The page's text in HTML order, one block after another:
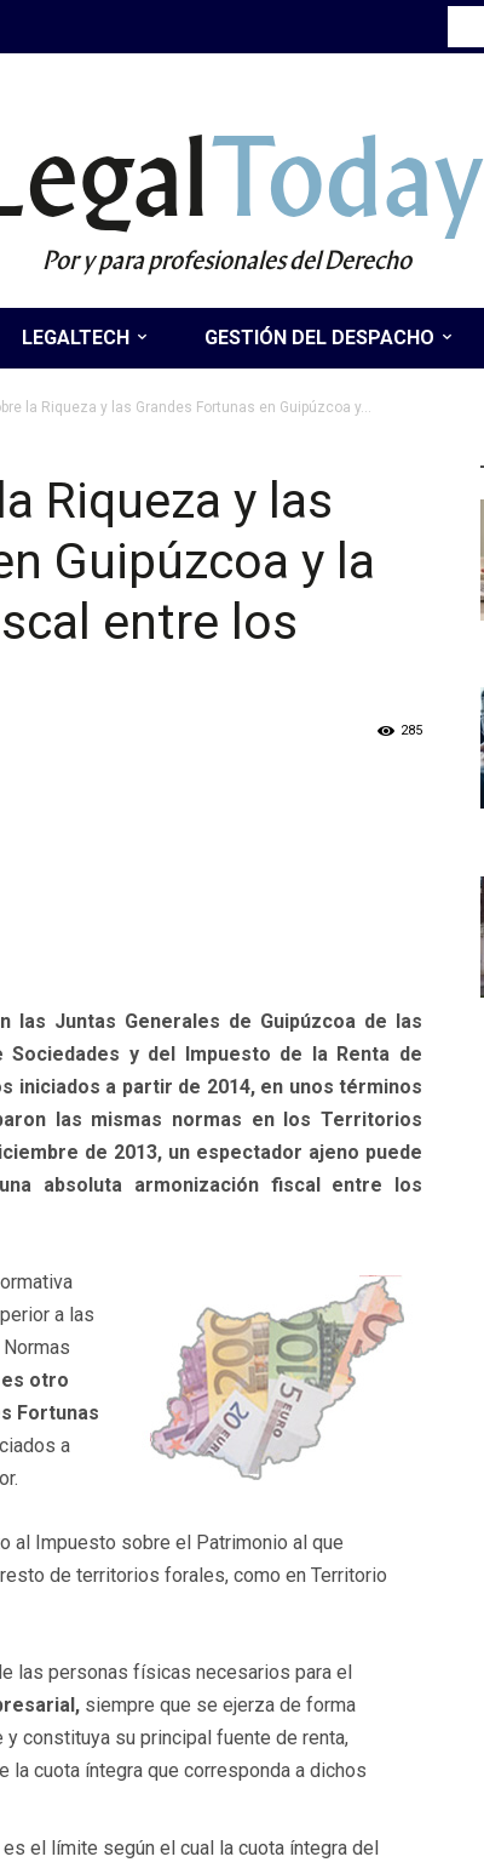
Today
Por y para profesionales del Derecho
LEGALTECH GESTIÓN DEL DESPACHO
la Riqueza y las Grandes Fortunas en Guipúzcoa y...
Riqueza y las
Guipúzcoa y la
entre los
285
las Juntas Generales de Guipúzcoa de las
y del Impuesto de la Renta de
iniciados a partir de 2014, en unos términos
las mismas normas en los Territorios
de 2013, un espectador ajeno puede
absoluta armonización fiscal entre los
a las
otro
Fortunas
a
al Impuesto sobre el Patrimonio al que
de territorios forales, como en Territorio
las personas físicas necesarios para el
siempre que se ejerza de forma
constituya su principal fuente de renta,
la cuota íntegra que corresponda a dichos
el límite según el cual la cuota íntegra del